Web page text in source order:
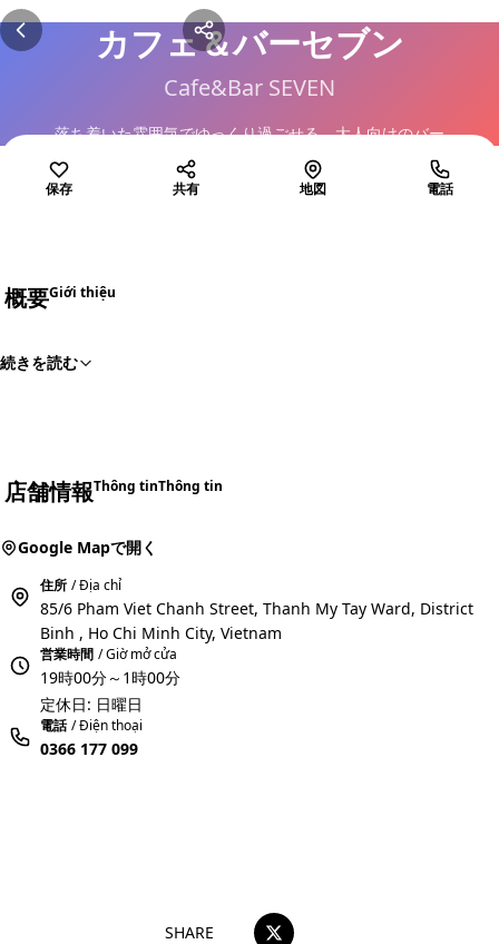
カフェ＆バーセブン
Cafe&Bar SEVEN
落ち着いた雰囲気でゆっくり過ごせる、大人向けのバー
保存 共有 地図 電話
概要Giới thiệu
続きを読む
店舗情報Thông tinThông tin
Google Mapで開く
住所 / Địa chỉ
85/6 Pham Viet Chanh Street, Thanh My Tay Ward, District
Binh , Ho Chi Minh City, Vietnam
営業時間 / Giờ mở cửa
19時00分～1時00分
定休日: 日曜日
電話 / Điện thoại
0366 177 099
SHARE